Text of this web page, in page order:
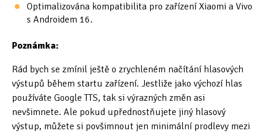
Optimalizována kompatibilita pro zařízení Xiaomi a Vivo
s Androidem 16.
Poznámka:
Rád bych se zmínil ještě o zrychleném načítání hlasových
výstupů během startu zařízení. Jestliže jako výchozí hlas
používáte Google TTS, tak si výrazných změn asi
nevšimnete. Ale pokud upřednostňujete jiný hlasový
výstup, můžete si povšimnout jen minimální prodlevy mezi